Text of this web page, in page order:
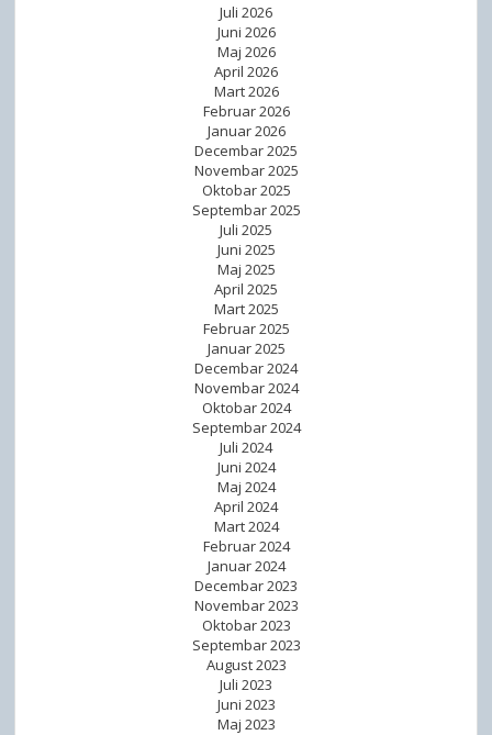
Juli 2026
Juni 2026
Maj 2026
April 2026
Mart 2026
Februar 2026
Januar 2026
Decembar 2025
Novembar 2025
Oktobar 2025
Septembar 2025
Juli 2025
Juni 2025
Maj 2025
April 2025
Mart 2025
Februar 2025
Januar 2025
Decembar 2024
Novembar 2024
Oktobar 2024
Septembar 2024
Juli 2024
Juni 2024
Maj 2024
April 2024
Mart 2024
Februar 2024
Januar 2024
Decembar 2023
Novembar 2023
Oktobar 2023
Septembar 2023
August 2023
Juli 2023
Juni 2023
Maj 2023